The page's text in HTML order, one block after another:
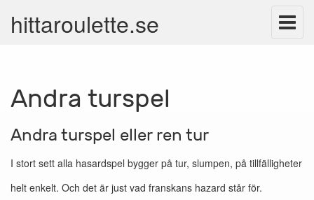
hittaroulette.se
Andra turspel
Andra turspel eller ren tur
I stort sett alla hasardspel bygger på tur, slumpen, på tillfälligheter
helt enkelt. Och det är just vad franskans hazard står för.